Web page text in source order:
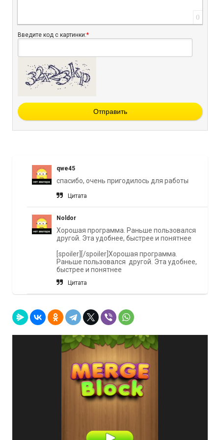
0
Введите код с картинки:*
Отправить
qwe45
спасибо, очень пригодилось для работы
Цитата
Noldor
Хорошая программа. Раньше пользовался
другой. Эта удобнее, быстрее и понятнее
[spoiler][/spoiler]Хорошая программа.
Раньше пользовался другой. Эта удобнее,
быстрее и понятнее
Цитата